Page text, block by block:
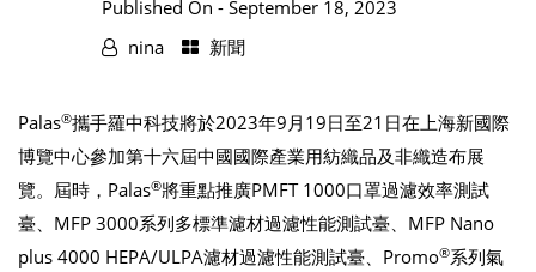
Published On - September 18, 2023
nina
新聞
Palas®攜手羅中科技將於2023年9月19日至21日在上海新國際
博覽中心參加第十六屆中國國際產業用紡織品及非織造布展
覽。屆時，Palas®將重點推廣PMFT 1000口罩過濾效率測試
臺、MFP 3000系列多標準濾材過濾性能測試臺、MFP Nano
plus 4000 HEPA/ULPA濾材過濾性能測試臺、Promo®系列氣